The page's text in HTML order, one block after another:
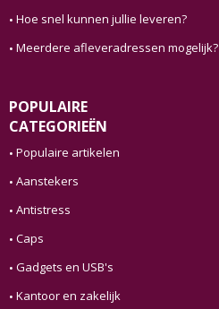
Hoe snel kunnen jullie leveren?
Meerdere afleveradressen mogelijk?
POPULAIRE
CATEGORIEËN
Populaire artikelen
Aanstekers
Antistress
Caps
Gadgets en USB's
Kantoor en zakelijk